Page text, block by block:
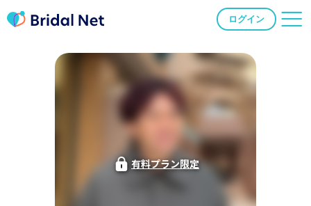
ログイン
有料プラン限定